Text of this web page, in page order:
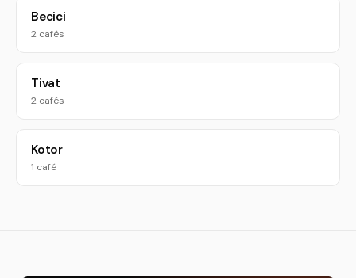
Becici
2 cafés
Tivat
2 cafés
Kotor
1 café